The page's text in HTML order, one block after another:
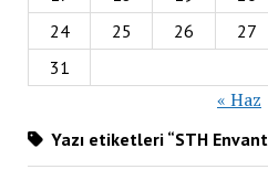
24
25 26 27
31
« Haz
Yazı etiketleri “STH